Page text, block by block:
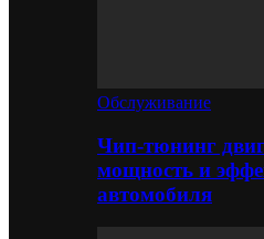
Обслуживание
Чип-тюнинг
мощность и
автомобиля